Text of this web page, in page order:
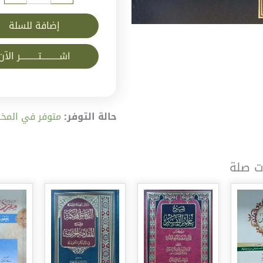
حالة التوفر: متوفر في
إضافة للسلة
اشــــــــــتــــــــــر
صلة